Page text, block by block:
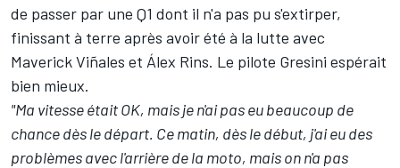
de passer par une Q1 dont il n'a pas pu s'extirper,
finissant à terre après avoir été à la lutte avec
Maverick Viñales et Álex Rins. Le pilote Gresini espérait
bien mieux.
"Ma vitesse était OK, mais je n'ai pas eu beaucoup de
chance dès le départ. Ce matin, dès le début, j'ai eu des
problèmes avec l'arrière de la moto, mais on n'a pas